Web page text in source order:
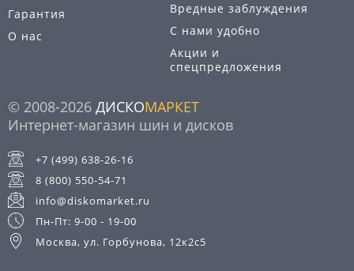
Гарантия
О нас
Вредные заблуждения
С нами удобно
Акции и
спецпредложения
© 2008-2026 ДИСКОМАРКЕТ
Интернет-магазин шин и дисков
+7 (499) 638-26-16
8 (800) 550-54-71
info@diskomarket.ru
Пн-Пт: 9-00 - 19-00
Москва, ул. Горбунова, 12к2с5